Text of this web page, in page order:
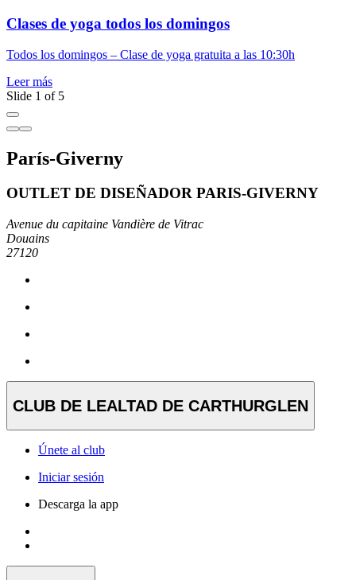
Clases de yoga todos los domingos
Todos los domingos – Clase de yoga gratuita a las 10:30h
Leer más
Slide 1 of 5
París-Giverny
OUTLET DE DISEÑADOR PARIS-GIVERNY
Avenue du capitaine Vandière de Vitrac
Douains
27120
CLUB DE LEALTAD DE CARTHURGLEN
Únete al club
Iniciar sesión
Descarga la app